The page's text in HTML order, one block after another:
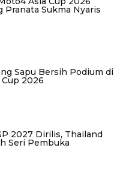
Pranata Sukma Nyaris
Sapu Bersih Podium di
2026
2027 Dirilis, Thailand
Seri Pembuka